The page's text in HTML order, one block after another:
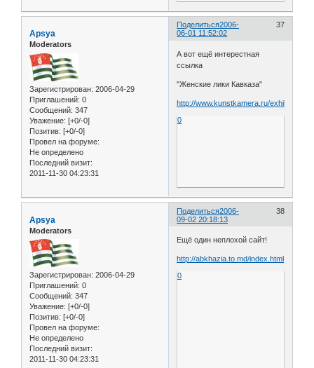
Поделиться 37
2006-
06-01 11:52:02
Apsya
Moderators
Зарегистрирован: 2006-04-29
Приглашений: 0
Сообщений: 347
Уважение: [+0/-0]
Позитив: [+0/-0]
Провел на форуме:
Не определено
Последний визит:
2011-11-30 04:23:31
А вот ещё интерестная
ссылка
"Женские лики Кавказа"
http://www.kunstkamera.ru/exhibition/
0
Поделиться 38
2006-
09-02 20:18:13
Apsya
Moderators
Зарегистрирован: 2006-04-29
Приглашений: 0
Сообщений: 347
Уважение: [+0/-0]
Позитив: [+0/-0]
Провел на форуме:
Не определено
Последний визит:
2011-11-30 04:23:31
Ещё один неплохой сайт!
http://abkhazia.to.md/index.html
0